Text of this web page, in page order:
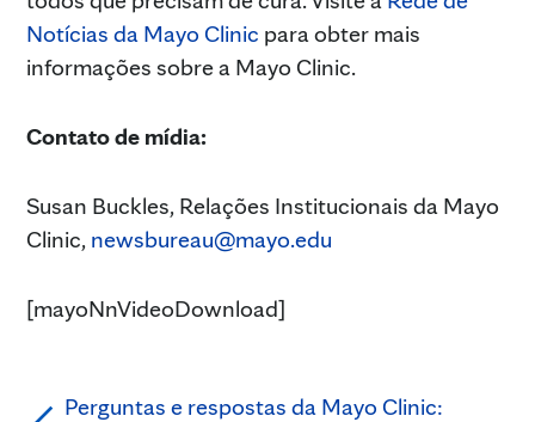
Notícias da Mayo Clinic para obter mais
informações sobre a Mayo Clinic.
Contato de mídia:
Susan Buckles, Relações Institucionais da Mayo
Clinic, newsbureau@mayo.edu
[mayoNnVideoDownload]
Perguntas e respostas da Mayo Clinic: